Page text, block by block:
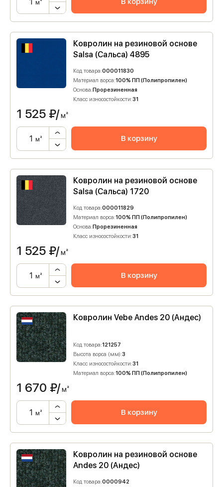
м²
Ковролин на резиновой основе
Salsa (Сальса) 4895
Код товара:000011830
Материал ворса:100% ПП (Полипропилен)
Основа:Прорезиненная
Класс износостойкости:31
1 525 ₽/м²
м² В корзину
Ковролин на резиновой основе
Salsa (Сальса) 1720
Код товара:000011829
Материал ворса:100% ПП (Полипропилен)
Основа:Прорезиненная
Класс износостойкости:31
1 525 ₽/м²
м² В корзину
Ковролин Vebe Andes 20 (Андес)
Код товара:121257
Высота ворса (мм):3
Класс износостойкости:31
Материал ворса:100% ПП (Полипропилен)
1 670 ₽/м²
м² В корзину
Ковролин на резиновой основе
Andes 20 (Андес)
Код товара:0000942